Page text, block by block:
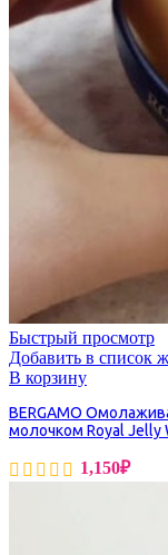
Быстрый просмотр
Добавить в список
В корзину
BERGAMO
молочком Royal Jelly
1,150₽